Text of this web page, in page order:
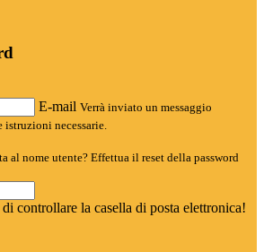
E-mail Verrà inviato un messaggio
necessarie.
al nome utente? Effettua il reset della password
controllare la casella di posta elettronica!